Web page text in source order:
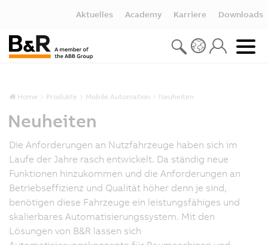
Aktuelles Academy Karriere Downloads
Home Produkte Mobile Automation Neuheiten
Neuheiten
Die Anforderungen an Nutzfahrzeuge haben sich im
Laufe der Jahre rasch entwickelt. Da ständig neue
Funktionen hinzukommen und die Anforderungen an
Betriebseffizienz und Qualität höher denn je sind,
benötigen diese Fahrzeuge ein leistungsfähiges und
skalierbares Automatisierungssystem. Mit den
Lösungen von B&R lassen sich